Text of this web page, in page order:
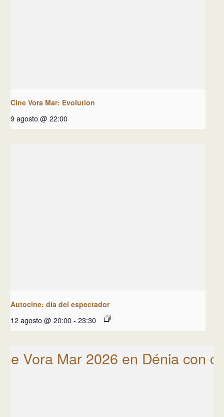
Cine Vora Mar: Evolution
9 agosto @ 22:00
Autocine: día del espectador
12 agosto @ 20:00- 23:30